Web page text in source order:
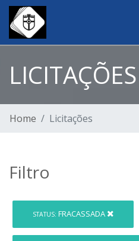
LICITAÇÕES
Home Licitações
Filtro
STATUS: FRACASSADA